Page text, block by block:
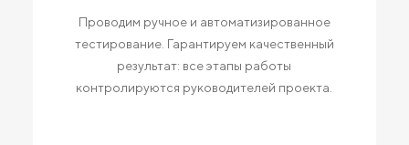
Проводим ручное и автоматизированное
тестирование. Гарантируем качественный
результат: все этапы работы
контролируются руководителей проекта.